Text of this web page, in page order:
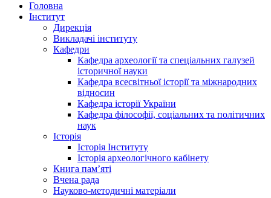
Головна
Інститут
Дирекція
Викладачі інституту
Кафедри
Кафедра археології та спеціальних галузей
історичної науки
Кафедра всесвітньої історії та міжнародних
відносин
Кафедра історії України
Кафедра філософії, соціальних та політичних
наук
Історія
Історія Інституту
Історія археологічного кабінету
Книга памʼяті
Вчена рада
Науково-методичні матеріали